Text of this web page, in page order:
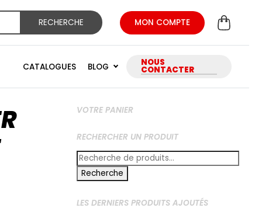
RECHERCHE MON COMPTE
CATALOGUES BLOG NOUS
CONTACTER
VOTRE PANIER
RECHERCHER UN PRODUIT
Recherche
pour :
Recherche
LES DERNIERS PRODUITS AJOUTÉS